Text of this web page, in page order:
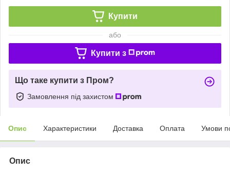
Купити
або
Купити з
Що таке купити з Пром?
Замовлення під захистом
Опис Характеристики Доставка Оплата Умови
Опис